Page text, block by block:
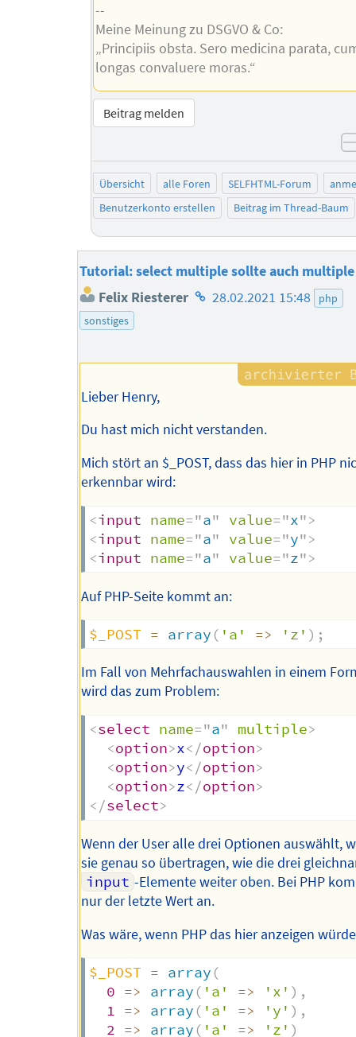
--
Meine Meinung zu DSGVO & Co:
„Principiis obsta. Sero medicina parata,
longas convaluere moras.“
Beitrag melden
Übersicht alle Foren SELFHTML-Forum
Benutzerkonto erstellen
Beitrag im Thread-Baum
Tutorial: select multiple sollte auch multiple
Felix Riesterer Homepage
28.02.2021 15:48
php
sonstiges
Lieber Henry,
Du hast mich nicht verstanden.
Mich stört an $_POST, dass das hier in PHP
erkennbar wird:
<input name="a" value="x">
<input name="a" value="y">
<input name="a" value="z">
Auf PHP-Seite kommt an:
$_POST = array ( 'a' => 'z' ) ;
Im Fall von Mehrfachauswahlen in einem
wird das zum Problem:
<select name="a" multiple>
<option>x</option>
<option>y</option>
<option>z</option>
</select>
Wenn der User alle drei Optionen auswählt,
sie genau so übertragen, wie die drei
input -Elemente weiter oben. Bei PHP
nur der letzte Wert an.
Was wäre, wenn PHP das hier anzeigen
$_POST = array (
0 => array ( 'a' => 'x' ) ,
1 => array ( 'a' => 'y' ) ,
2 => array ( 'a' => 'z' )